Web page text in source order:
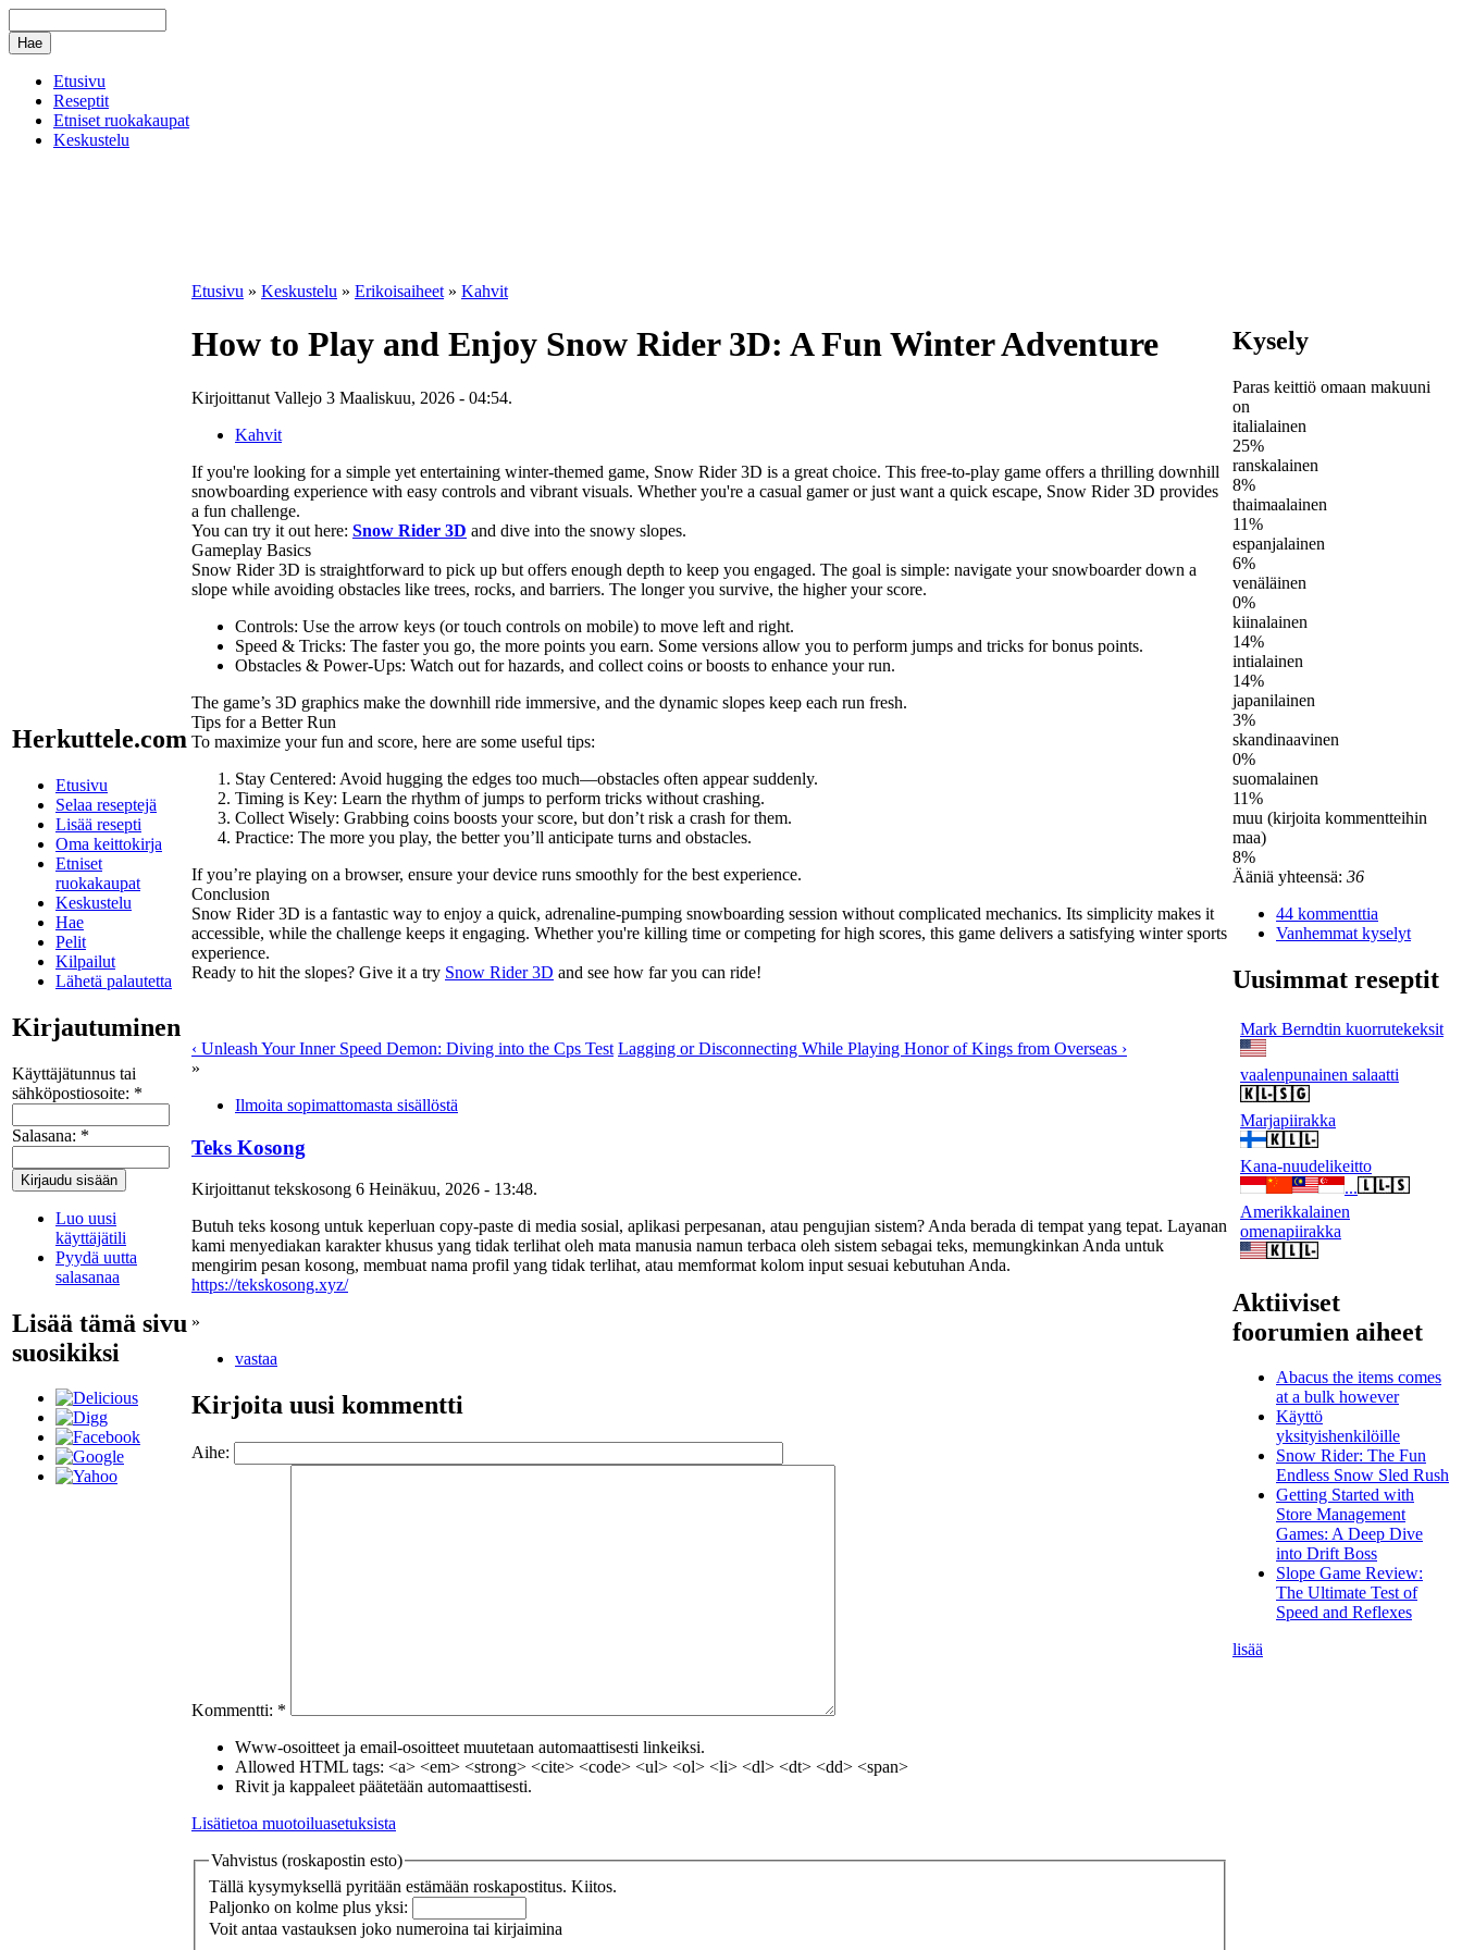
Etusivu
Reseptit
Etniset ruokakaupat
Keskustelu
Herkuttele.com
Etusivu
Selaa reseptejä
Lisää resepti
Oma keittokirja
Etniset
ruokakaupat
Keskustelu
Hae
Pelit
Kilpailut
Lähetä palautetta
Kirjautuminen
Käyttäjätunnus tai
sähköpostiosoite: *
Salasana: *
Luo uusi
käyttäjätili
Pyydä uutta
salasanaa
Lisää tämä sivu
suosikiksi
Etusivu » Keskustelu » Erikoisaiheet » Kahvit
How to Play and Enjoy Snow Rider 3D: A Fun Winter Adventure
Kirjoittanut Vallejo 3 Maaliskuu, 2026 - 04:54.
Kahvit
If you're looking for a simple yet entertaining winter-themed game, Snow Rider 3D is a great choice. This free-to-play game offers a thrilling downhill
snowboarding experience with easy controls and vibrant visuals. Whether you're a casual gamer or just want a quick escape, Snow Rider 3D provides
a fun challenge.
You can try it out here: Snow Rider 3D and dive into the snowy slopes.
Gameplay Basics
Snow Rider 3D is straightforward to pick up but offers enough depth to keep you engaged. The goal is simple: navigate your snowboarder down a
slope while avoiding obstacles like trees, rocks, and barriers. The longer you survive, the higher your score.
Controls: Use the arrow keys (or touch controls on mobile) to move left and right.
Speed & Tricks: The faster you go, the more points you earn. Some versions allow you to perform jumps and tricks for bonus points.
Obstacles & Power-Ups: Watch out for hazards, and collect coins or boosts to enhance your run.
The game’s 3D graphics make the downhill ride immersive, and the dynamic slopes keep each run fresh.
Tips for a Better Run
To maximize your fun and score, here are some useful tips:
Stay Centered: Avoid hugging the edges too much—obstacles often appear suddenly.
Timing is Key: Learn the rhythm of jumps to perform tricks without crashing.
Collect Wisely: Grabbing coins boosts your score, but don’t risk a crash for them.
Practice: The more you play, the better you’ll anticipate turns and obstacles.
If you’re playing on a browser, ensure your device runs smoothly for the best experience.
Conclusion
Snow Rider 3D is a fantastic way to enjoy a quick, adrenaline-pumping snowboarding session without complicated mechanics. Its simplicity makes it
accessible, while the challenge keeps it engaging. Whether you're killing time or competing for high scores, this game delivers a satisfying winter sports
experience.
Ready to hit the slopes? Give it a try Snow Rider 3D and see how far you can ride!
‹ Unleash Your Inner Speed Demon: Diving into the Cps Test Lagging or Disconnecting While Playing Honor of Kings from Overseas ›
»
Ilmoita sopimattomasta sisällöstä
Teks Kosong
Kirjoittanut tekskosong 6 Heinäkuu, 2026 - 13:48.
Butuh teks kosong untuk keperluan copy-paste di media sosial, aplikasi perpesanan, atau pengujian sistem? Anda berada di tempat yang tepat. Layanan
kami menyediakan karakter khusus yang tidak terlihat oleh mata manusia namun terbaca oleh sistem sebagai teks, memungkinkan Anda untuk
mengirim pesan kosong, membuat nama profil yang tidak terlihat, atau memformat kolom input sesuai kebutuhan Anda.
https://tekskosong.xyz/
»
vastaa
Kirjoita uusi kommentti
Aihe:
Kommentti: *
Www-osoitteet ja email-osoitteet muutetaan automaattisesti linkeiksi.
Allowed HTML tags: <a> <em> <strong> <cite> <code> <ul> <ol> <li> <dl> <dt> <dd> <span>
Rivit ja kappaleet päätetään automaattisesti.
Lisätietoa muotoiluasetuksista
Vahvistus (roskapostin esto)
Tällä kysymyksellä pyritään estämään roskapostitus. Kiitos.
Paljonko on kolme plus yksi:
Voit antaa vastauksen joko numeroina tai kirjaimina
Kysely
Paras keittiö omaan makuuni
on
italialainen
25%
ranskalainen
8%
thaimaalainen
11%
espanjalainen
6%
venäläinen
0%
kiinalainen
14%
intialainen
14%
japanilainen
3%
skandinaavinen
0%
suomalainen
11%
muu (kirjoita kommentteihin
maa)
8%
Ääniä yhteensä: 36
44 kommenttia
Vanhemmat kyselyt
Uusimmat reseptit
Mark Berndtin kuorrutekeksit
vaalenpunainen salaatti
Marjapiirakka
Kana-nuudelikeitto
...
Amerikkalainen
omenapiirakka
Aktiiviset
foorumien aiheet
Abacus the items comes
at a bulk however
Käyttö
yksityishenkilöille
Snow Rider: The Fun
Endless Snow Sled Rush
Getting Started with
Store Management
Games: A Deep Dive
into Drift Boss
Slope Game Review:
The Ultimate Test of
Speed and Reflexes
lisää